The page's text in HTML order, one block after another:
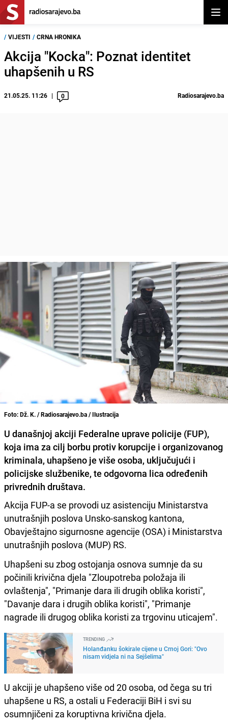
/ VIJESTI / CRNA HRONIKA
Akcija "Kocka": Poznat identitet
uhapšenih u RS
21.05.25. 11:26 0 Radiosarajevo.ba
Foto: Dž. K. / Radiosarajevo.ba / Ilustracija
U današnjoj akciji Federalne uprave policije (FUP),
koja ima za cilj borbu protiv korupcije i organizovanog
kriminala, uhapšeno je više osoba, uključujući i
policijske službenike, te odgovorna lica određenih
privrednih društava.
Akcija FUP-a se provodi uz asistenciju Ministarstva
unutrašnjih poslova Unsko-sanskog kantona,
Obavještajno sigurnosne agencije (OSA) i Ministarstva
unutrašnjih poslova (MUP) RS.
Uhapšeni su zbog ostojanja osnova sumnje da su
počinili krivična djela "Zloupotreba položaja ili
ovlaštenja", "Primanje dara ili drugih oblika koristi",
"Davanje dara i drugih oblika koristi", "Primanje
nagrade ili drugog oblika koristi za trgovinu uticajem".
TRENDING
Holanđanku šokirale cijene u Crnoj Gori: "Ovo
nisam vidjela ni na Sejšelima"
U akciji je uhapšeno više od 20 osoba, od čega su tri
uhapšene u RS, a ostali u Federaciji BiH i svi su
osumnjičeni za koruptivna krivična djela.